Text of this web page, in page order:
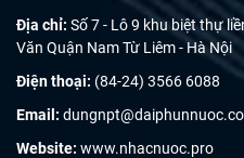
Địa chỉ: Số 7 - Lô 9 khu biệt thự
Văn Quận Nam Từ Liêm - Hà Nội
Điện thoại: (84-24) 3566 6088
Email:
Website: www.nhacnuoc.pro